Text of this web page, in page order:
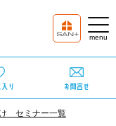
セミナー一覧